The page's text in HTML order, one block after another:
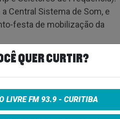
Central Sistema de Som, e
festa de mobilização da
Ghirelli, também está
instrumentos étnicos e
Cidade Verde
Isabela Huk, Mambaia,
o olhar atento do Risoflora
QUER CURTIR?
LIVRE FM 93.9 - CURITIBA